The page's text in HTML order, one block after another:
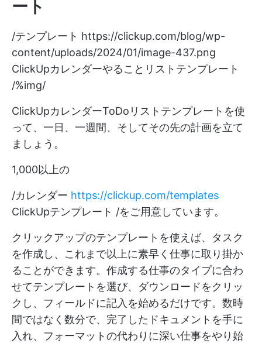
ート
/テンプレート https://clickup.com/blog/wp-
content/uploads/2024/01/image-437.png
ClickUpカレンダーやることリストテンプレート
/%img/
ClickUpカレンダーToDoリストテンプレートを使
って、一日、一週間、そしてその先の計画を立て
ましょう。
1,000以上の
/カレンダー https://clickup.com/templates
ClickUpテンプレート /をご用意しています。
クリックアップのテンプレートを使えば、タスク
を作成し、これまで以上に素早く仕事に取り掛か
ることができます。作成する仕事のタイプに合わ
せてテンプレートを選び、ダウンロードをクリッ
クし、フィールドに記入を始めるだけです。数時
間ではなく数分で、完了したドキュメントを手に
入れ、フォーマットの代わりに深い仕事をやり始